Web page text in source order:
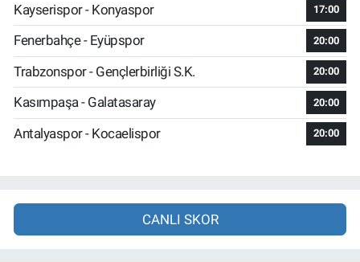
Kayserispor - Konyaspor
17:00
Fenerbahçe - Eyüpspor 20:00
Trabzonspor - Gençlerbirliği S.K. 20:00
Kasımpaşa - Galatasaray 20:00
Antalyaspor - Kocaelispor 20:00
CANLI SKOR